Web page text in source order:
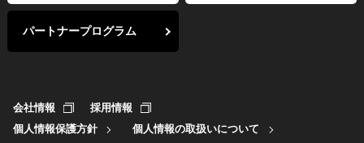
パートナープログラム
会社情報
採用情報
個人情報保護方針
個人情報の取扱いについて